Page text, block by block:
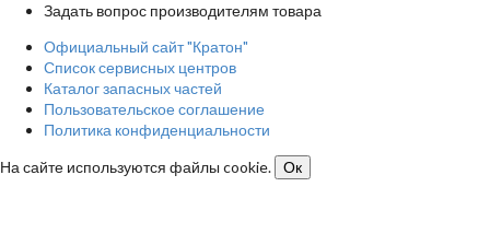
Задать вопрос производителям товара
Официальный сайт "Кратон"
Список сервисных центров
Каталог запасных частей
Пользовательское соглашение
Политика конфиденциальности
На сайте используются файлы cookie.
Ок